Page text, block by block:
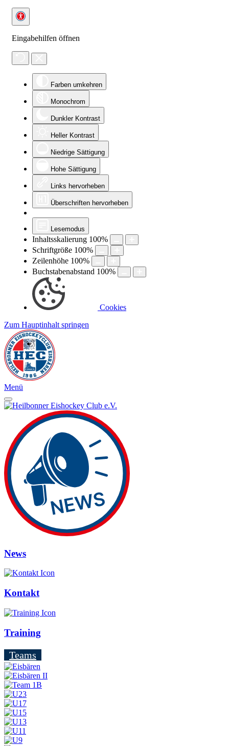
Eingabehilfen öffnen
Farben umkehren
Monochrom
Dunkler Kontrast
Heller Kontrast
Niedrige Sättigung
Hohe Sättigung
Links hervorheben
Überschriften hervorheben
Lesemodus
Inhaltsskalierung 100%
Schriftgröße 100%
Zeilenhöhe 100%
Buchstabenabstand 100%
Cookies
Zum Hauptinhalt springen
Menü
News
Kontakt
Training
Teams